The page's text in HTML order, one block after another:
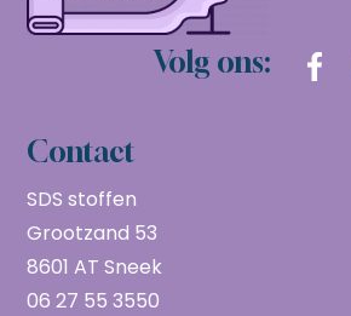
Volg ons:
Contact
SDS stoffen
Grootzand 53
8601 AT Sneek
06 27 55 3550